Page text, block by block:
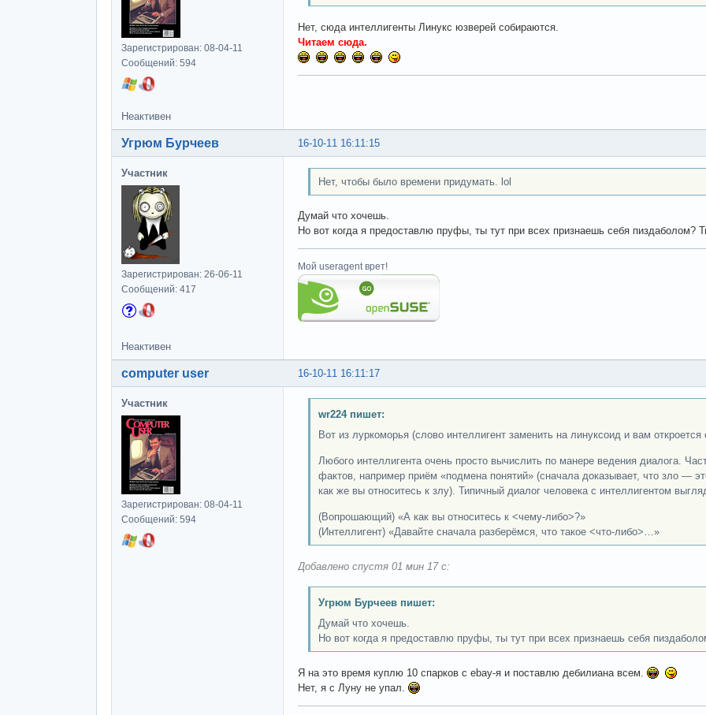
Зарегистрирован: 08-04-11
Сообщений: 594
Нет, сюда интеллигенты Линукс юзверей собираются.
Читаем сюда.
Неактивен
16-10-11 16:11:15
Угрюм Бурчеев
Участник
Зарегистрирован: 26-06-11
Сообщений: 417
Нет, чтобы было времени придумать. lol
Думай что хочешь.
Но вот когда я предоставлю пруфы, ты тут при всех признаешь себя пиздаболом?
Мой useragent врет!
Неактивен
16-10-11 16:11:17
computer user
Участник
Зарегистрирован: 08-04-11
Сообщений: 594
wr224 пишет:
Вот из луркоморья (слово интеллигент заменить на линуксоид и вам
Любого интеллигента очень просто вычислить по манере ведения диалога.
фактов, например приём «подмена понятий» (cначала доказывает, что зло —
как же вы относитесь к злу). Типичный диалог человека с интеллигентом
(Вопрошающий) «А как вы относитесь к <чему-либо>?»
(Интеллигент) «Давайте сначала разберёмся, что такое <что-либо>…»
Добавлено спустя 01 мин 17 с:
Угрюм Бурчеев пишет:
Думай что хочешь.
Но вот когда я предоставлю пруфы, ты тут при всех признаешь себя
Я на это время куплю 10 спарков с ebay-я и поставлю дебилиана всем.
Нет, я с Луну не упал.